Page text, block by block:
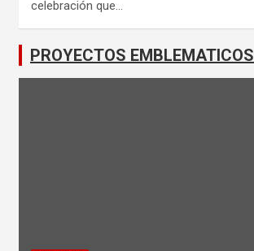
celebración que…
PROYECTOS EMBLEMATICOS